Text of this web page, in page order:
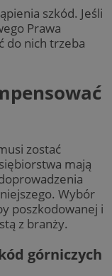
szkód. Jeśli
Prawa
do nich trzeba
zostać
mają
Wybór
poszkodowanej i
z branży.
górniczych